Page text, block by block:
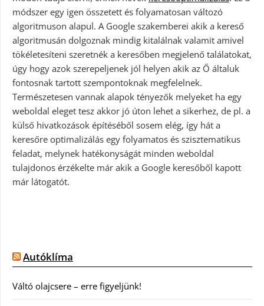
módszer egy igen összetett és folyamatosan változó
algoritmuson alapul. A Google szakemberei akik a kereső
algoritmusán dolgoznak mindig kitalálnak valamit amivel
tökéletesíteni szeretnék a keresőben megjelenő találatokat,
úgy hogy azok szerepeljenek jól helyen akik az Ő általuk
fontosnak tartott szempontoknak megfelelnek.
Természetesen vannak alapok tényezők melyeket ha egy
weboldal eleget tesz akkor jó úton lehet a sikerhez, de pl. a
külső hivatkozások építéséből sosem elég, így hát a
keresőre optimalizálás egy folyamatos és szisztematikus
feladat, melynek hatékonyságát minden weboldal
tulajdonos érzékelte már akik a Google keresőből kapott
már látogatót.
Autóklíma
Váltó olajcsere – erre figyeljünk!